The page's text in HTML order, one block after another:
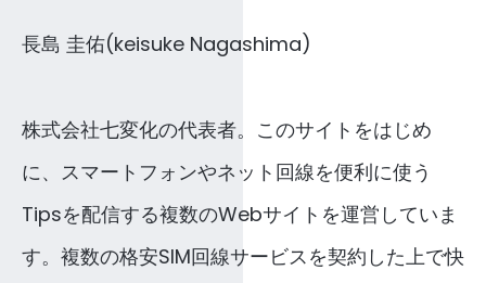
長島 圭佑(keisuke Nagashima)
株式会社七変化の代表者。このサイトをはじめ
に、スマートフォンやネット回線を便利に使う
Tipsを配信する複数のWebサイトを運営していま
す。複数の格安SIM回線サービスを契約した上で快